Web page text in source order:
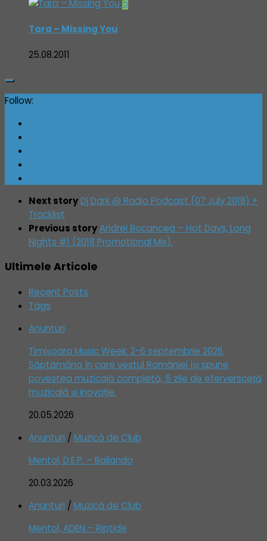
5
Tara – Missing You
25.08.2011
Follow:
Next storyDj Dark @ Radio Podcast (07 July 2018) +
Tracklist
Previous storyAndrei Bocancea – Hot Days, Long
Nights #1 (2018 Promotional Mix).
Ultimele Articole
Recent Posts
Tags
Anunturi
Timișoara Music Week: 2-6 septembrie 2026.
Săptămâna în care vestul României își spune
povestea muzicală completă, 5 zile de eferversceță
muzicală și inovație.
20.05.2026
Anunturi / Muzică de Club
Mentol, D.E.P. – Bailando
20.03.2026
Anunturi / Muzică de Club
Mentol, ADEN – Riptide